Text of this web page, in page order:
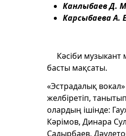
Канлыбаев Д.
Карсыбаева А.
Кәсіби
басты мақсаты.
«Эстрадалық
желбіретіп,
олардың ішінде:
Кәрімов, Динара
Садырбаев,